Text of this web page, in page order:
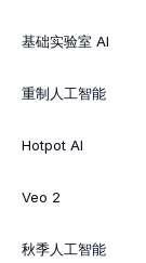
基础实验室 AI
重制人工智能
Hotpot AI
Veo 2
秋季人工智能